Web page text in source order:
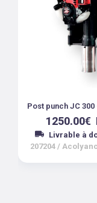
Post punch JC 300
1250.00€
Livrable à
207204 /